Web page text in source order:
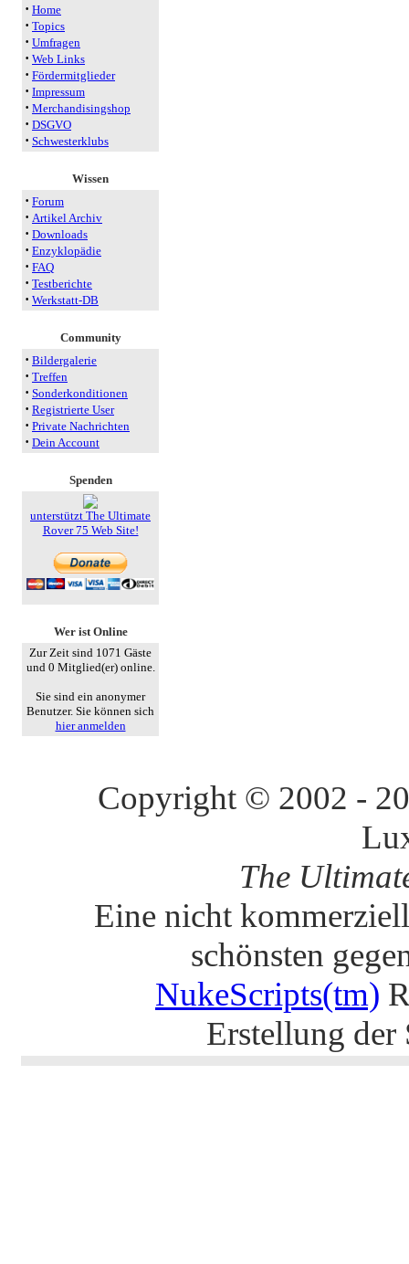
· Home
· Topics
· Umfragen
· Web Links
· Fördermitglieder
· Impressum
· Merchandisingshop
· DSGVO
· Schwesterklubs
Wissen
· Forum
· Artikel Archiv
· Downloads
· Enzyklopädie
· FAQ
· Testberichte
· Werkstatt-DB
Community
· Bildergalerie
· Treffen
· Sonderkonditionen
· Registrierte User
· Private Nachrichten
· Dein Account
Spenden
unterstützt The Ultimate
Rover 75 Web Site!
Wer ist Online
Zur Zeit sind 1071 Gäste
und 0 Mitglied(er) online.
Sie sind ein anonymer
Benutzer. Sie können sich
hier anmelden
Copyright © 2002 -
The
Eine nicht
schönsten
NukeScripts(tm)
Erstellung der